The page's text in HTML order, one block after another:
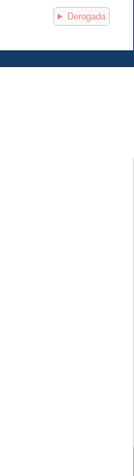
Derogada